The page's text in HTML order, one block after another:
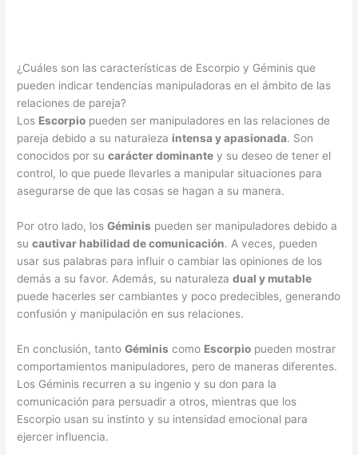
¿Cuáles son las características de Escorpio y Géminis que
pueden indicar tendencias manipuladoras en el ámbito de las
relaciones de pareja?
Los Escorpio pueden ser manipuladores en las relaciones de
pareja debido a su naturaleza intensa y apasionada. Son
conocidos por sucarácter dominante y su deseo de tener el
control, lo que puede llevarles a manipular situaciones para
asegurarse de que las cosas se hagan a su manera.
Por otro lado, losGéminis pueden ser manipuladores debido a
sucautivar habilidad de comunicación. A veces, pueden
usar sus palabras para influir o cambiar las opiniones de los
demás a su favor. Además, su naturalezadual y mutable
puede hacerles ser cambiantes y poco predecibles, generando
confusión y manipulación en sus relaciones.
En conclusión, tantoGéminis como Escorpio pueden mostrar
comportamientos manipuladores, pero de maneras diferentes.
Los Géminis recurren a su ingenio y su don para la
comunicación para persuadir a otros, mientras que los
Escorpio usan su instinto y su intensidad emocional para
ejercer influencia.